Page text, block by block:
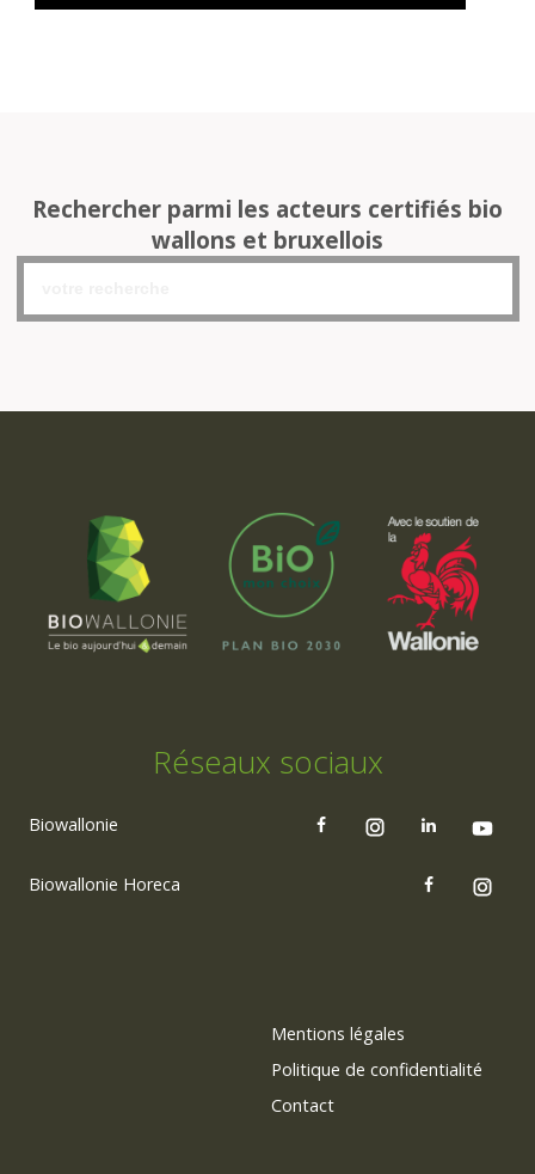
Rechercher parmi les acteurs certifiés bio
wallons et bruxellois
Réseaux sociaux
Biowallonie
Biowallonie Horeca
Mentions légales
Politique de confidentialité
Contact